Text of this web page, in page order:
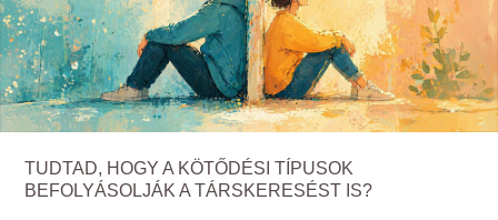
TUDTAD, HOGY A KÖTŐDÉSI TÍPUSOK
BEFOLYÁSOLJÁK A TÁRSKERESÉST IS?